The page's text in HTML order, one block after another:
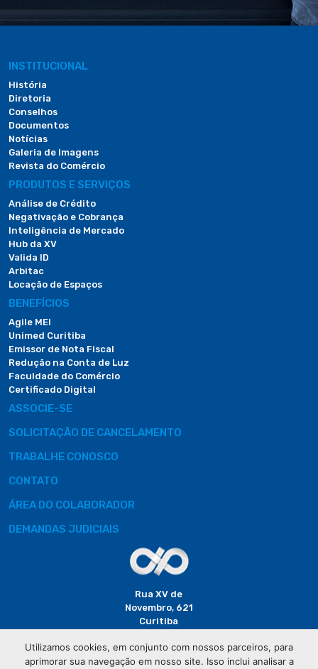
INSTITUCIONAL
História
Diretoria
Conselhos
Documentos
Notícias
Galeria de Imagens
Revista do Comércio
PRODUTOS E SERVIÇOS
Análise de Crédito
Negativação e Cobrança
Inteligência de Mercado
Hub da XV
Valida ID
Arbitac
Locação de Espaços
BENEFÍCIOS
Agile MEI
Unimed Curitiba
Emissor de Nota Fiscal
Redução na Conta de Luz
Faculdade do Comércio
Certificado Digital
ASSOCIE-SE
SOLICITAÇÃO DE CANCELAMENTO
TRABALHE CONOSCO
CONTATO
ÁREA DO COLABORADOR
DEMANDAS JUDICIAIS
Rua XV de
Novembro, 621
Curitiba
Utilizamos cookies, em conjunto com nossos parceiros, para
aprimorar sua navegação em nosso site. Isso inclui analisar a